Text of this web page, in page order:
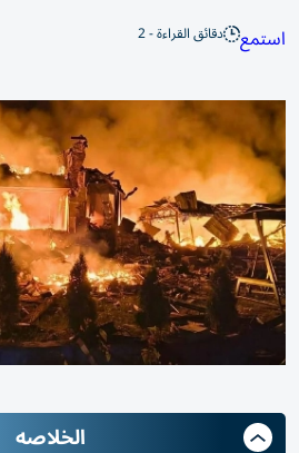
استمع دقائق القراءة - 2
الخلاصه